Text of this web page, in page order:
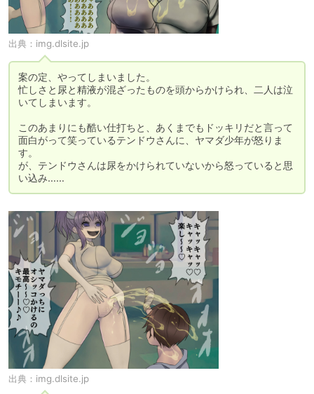
出典： img.dlsite.jp
案の定、やってしまいました。
忙しさと尿と精液が混ざったものを頭からかけられ、二人は泣
いてしまいます。
このあまりにも酷い仕打ちと、あくまでもドッキリだと言って
面白がって笑っているテンドウさんに、ヤマダ少年が怒りま
す。
が、テンドウさんは尿をかけられていないから怒っていると思
い込み……
出典： img.dlsite.jp